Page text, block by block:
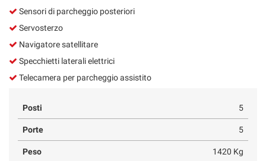
Sensori di parcheggio posteriori
Servosterzo
Navigatore satellitare
Specchietti laterali elettrici
Telecamera per parcheggio assistito
Posti 5
Porte 5
Peso 1420 Kg